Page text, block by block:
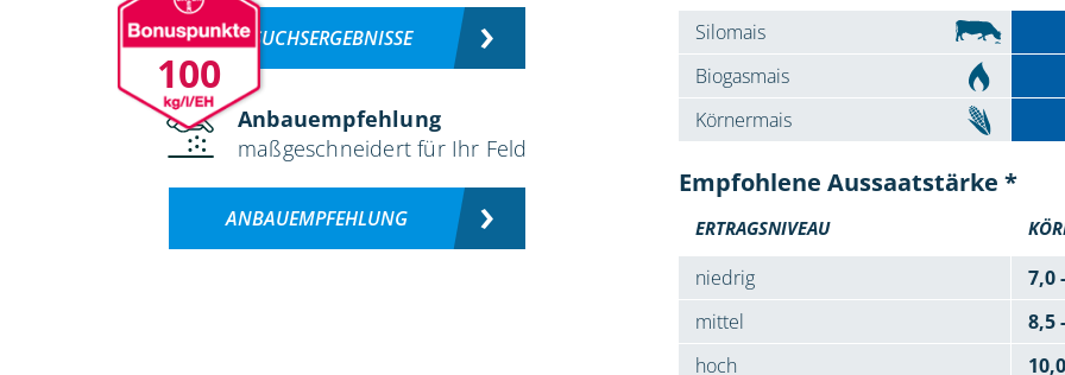
100
VERSUCHSERGEBNISSE
Anbauempfehlung
maßgeschneidert für Ihr Feld
ANBAUEMPFEHLUNG
Silomais
Biogasmais
Körnermais
Empfohlene Aussaatstärke *
ERTRAGSNIVEAU
niedrig
7,0
mittel
8,5
hoch
10,0